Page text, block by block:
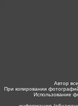
Автор
При копировании
Использование